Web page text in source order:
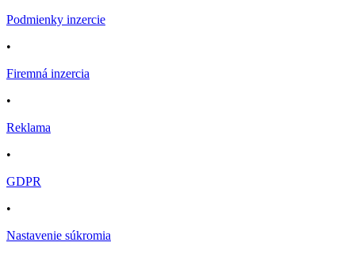
Podmienky inzercie
•
Firemná inzercia
•
Reklama
•
GDPR
•
Nastavenie súkromia